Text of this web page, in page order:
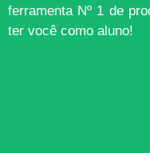
ferramenta Nº 1 de
ter você como aluno!